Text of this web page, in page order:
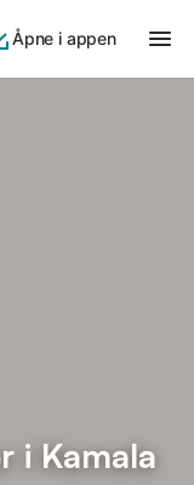
Åpne i appen
i Kamala